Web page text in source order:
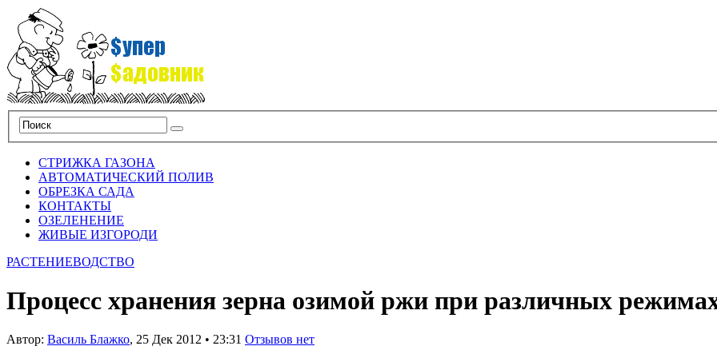
СТРИЖКА ГАЗОНА
АВТОМАТИЧЕСКИЙ ПОЛИВ
ОБРЕЗКА САДА
КОНТАКТЫ
ОЗЕЛЕНЕНИЕ
ЖИВЫЕ ИЗГОРОДИ
РАСТЕНИЕВОДСТВО
Процесс хранения зерна озимой ржи при различных
Автор: Василь Блажко, 25 Дек 2012 • 23:31 Отзывов нет